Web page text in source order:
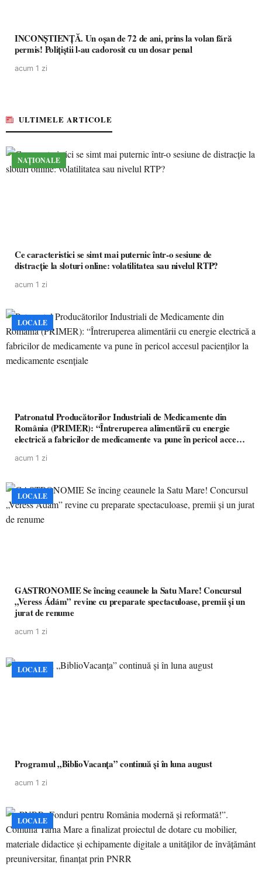
INCONȘTIENȚĂ. Un oșan de 72 de ani, prins la volan fără
permis! Polițiștii l-au cadorosit cu un dosar penal
acum 1 zi
ULTIMELE ARTICOLE
NAȚIONALE
Ce caracteristici se simt mai puternic într-o sesiune de
distracție la sloturi online: volatilitatea sau nivelul RTP?
acum 1 zi
LOCALE
Patronatul Producătorilor Industriali de Medicamente din
România (PRIMER): “Întreruperea alimentării cu energie
electrică a fabricilor de medicamente va pune în pericol accesul
acum 1 zi
LOCALE
GASTRONOMIE Se încing ceaunele la Satu Mare! Concursul
„Veress Ádám” revine cu preparate spectaculoase, premii și un
jurat de renume
acum 1 zi
LOCALE
Programul „BiblioVacanța” continuă și în luna august
acum 1 zi
LOCALE